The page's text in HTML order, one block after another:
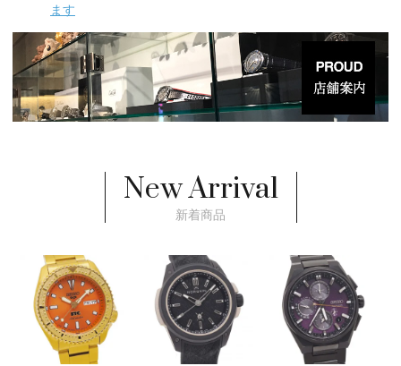
ます
New Arrival
新着商品